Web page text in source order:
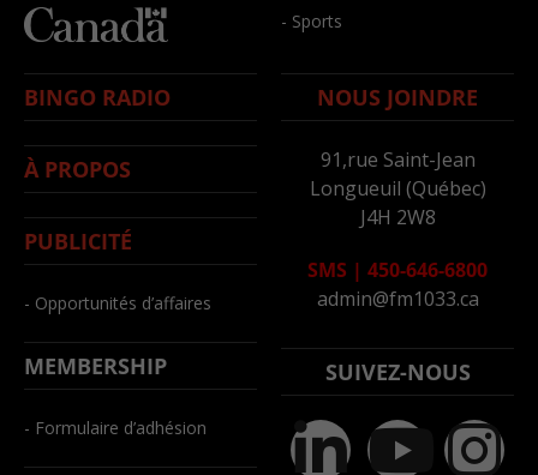
- Sports
BINGO RADIO
À PROPOS
PUBLICITÉ
- Opportunités d’affaires
MEMBERSHIP
- Formulaire d’adhésion
NOUS JOINDRE
91,rue Saint-Jean
Longueuil (Québec)
J4H 2W8
SMS | 450-646-6800
admin@fm1033.ca
SUIVEZ-NOUS